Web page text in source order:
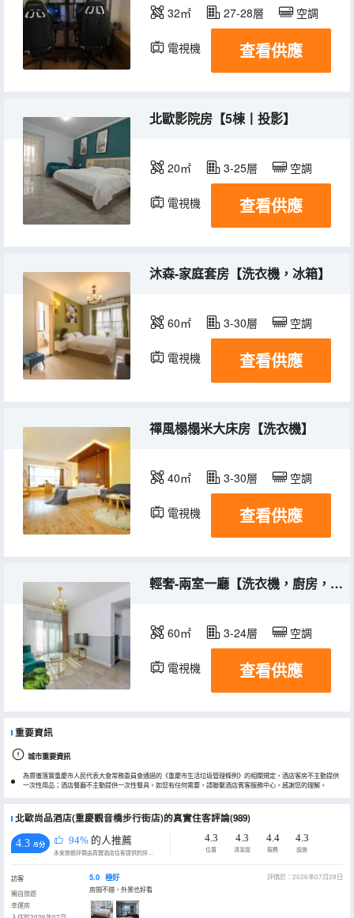
32㎡ 27-28層 空調
電視機 查看供應
北歐影院房【5棟丨投影】
20㎡ 3-25層 空調
電視機 查看供應
沐森-家庭套房【洗衣機，冰箱】
60㎡ 3-30層 空調
電視機 冰箱
查看供應
禪風榻榻米大床房【洗衣機】
40㎡ 3-30層 空調
電視機 查看供應
輕奢-兩室一廳【洗衣機，廚房，冰箱】
60㎡ 3-24層 空調
電視機 冰箱
查看供應
重要資訊
城市重要資訊
為貫徹落實重慶市人民代表大會常務委員會通過的《重慶市生活垃圾管理條例》的相關規定，酒店客房不主動提供
一次性用品；酒店餐廳不主動提供一次性餐具。如您有任何需要，請聯繫酒店賓客服務中心，感謝您的理解。
北歐尚品酒店(重慶觀音橋步行街店)的真實住客評論(989)
4.3 /5分 94% 的人推薦
永安旅遊評價由真實酒店住客提供的評價。
4.3
位置
4.3
清潔度
4.4
服務
4.3
設施
訪客
獨自旅遊
幸運房
5.0 極好
評價於：2026年07月28日
房間不錯，外景也好看